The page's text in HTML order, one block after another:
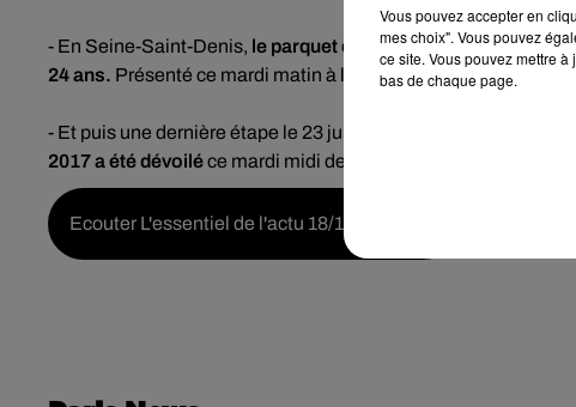
- En Seine-Saint-Denis, le parquet de Bobigny a requis le
24 ans. Présenté ce mardi matin à la justice après avoir
- Et puis une dernière étape le 23 juillet 2017 entre Montgeron
2017 a été dévoiléce mardi midi depuis le Palais des Congrès
Ecouter L'essentiel de l'actu 18/10/2016 15h
Vous pouvez accepter en
mes choix". Vous pouvez
ce site. Vous pouvez mettre
bas de chaque page.